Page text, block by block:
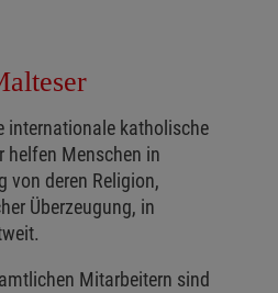
internationale katholische
Menschen in
von deren Religion,
Überzeugung, in
Mitarbeitern sind